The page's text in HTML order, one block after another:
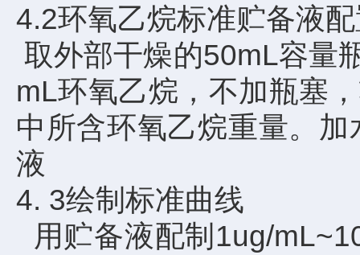
4.2环氧乙烷标准贮备液
取外部干燥的50mL容量
mL环氧乙烷，不加瓶塞
中所含环氧乙烷重量。
液
4. 3绘制标准曲线
用贮备液配制1ug/